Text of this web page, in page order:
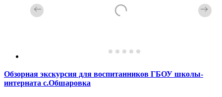
Обзорная экскурсия для воспитанников ГБОУ школы-
интерната с.Обшаровка